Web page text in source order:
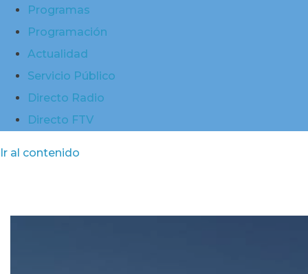
Programas
Programación
Actualidad
Servicio Público
Directo Radio
Directo FTV
Ir al contenido